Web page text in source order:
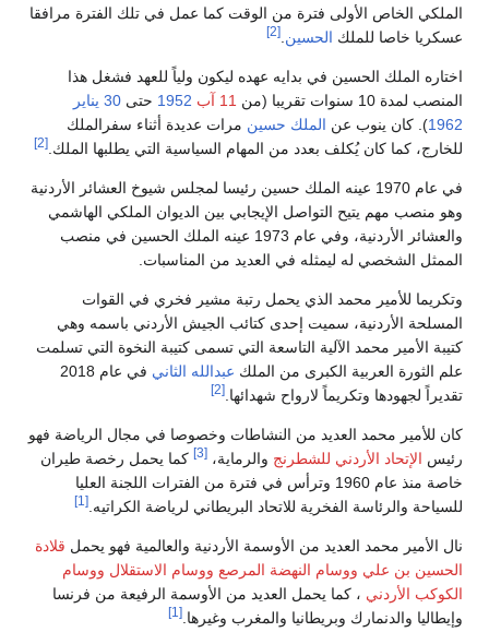
الملكي الخاص الأولى فترة من الوقت كما عمل في تلك الفترة مرافقا
عسكريا خاصا للملك الحسين.
[2]
اختاره الملك الحسين في بدايه عهده ليكون ولياً للعهد فشغل هذا
المنصب لمدة 10 سنوات تقريبا (من
11 آب 1952 حتى 30 يناير
1962). كان ينوب عن الملك حسين مرات عديدة أثناء سفرالملك
للخارج، كما كان يُكلف بعدد من المهام السياسية التي يطلبها الملك.[2]
في عام 1970 عينه الملك حسين رئيسا لمجلس شيوخ العشائر الأردنية
وهو منصب مهم يتيح التواصل الإيجابي بين الديوان الملكي الهاشمي
والعشائر الأردنية، وفي عام 1973 عينه الملك الحسين في منصب
الممثل الشخصي له ليمثله في العديد من المناسبات.
وتكريما للأمير محمد الذي يحمل رتبة مشير فخري في القوات
المسلحة الأردنية، سميت إحدى كتائب الجيش الأردني باسمه وهي
كتيبة الأمير محمد الآلية التاسعة التي تسمى كتيبة النخوة التي تسلمت
علم الثورة العربية الكبرى من الملك عبدالله الثاني
في عام 2018
تقديراً لجهودها وتكريماً لارواح شهدائها.[2]
كان للأمير محمد العديد من النشاطات وخصوصا في مجال الرياضة فهو
رئيس الإتحاد الأردني للشطرنج والرماية، [3]
كما يحمل رخصة طيران
خاصة منذ عام 1960 وترأس في فترة من الفترات اللجنة العليا
للسياحة والرئاسة الفخرية للاتحاد البريطاني لرياضة الكراتيه.[1]
نال الأمير محمد العديد من الأوسمة الأردنية والعالمية فهو يحمل قلادة
الحسين بن علي ووسام النهضة المرصع ووسام الاستقلال ووسام
الكوكب الأردني ، كما يحمل العديد من الأوسمة الرفيعة من فرنسا
وإيطاليا والدنمارك وبريطانيا والمغرب وغيرها.[1]